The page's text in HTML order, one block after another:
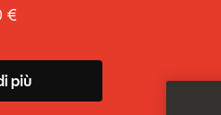
TAN 2,95% - TAEG 4,17%
più